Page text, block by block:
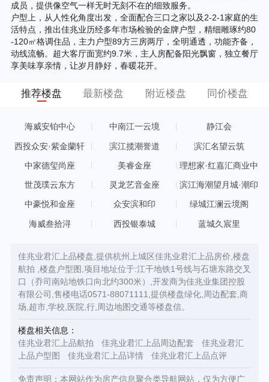
成员，提供像空气一样无时无刻不在的细致服务。
户型上，从人性化角度出发，全面配合三口之家以及2-2-1家庭的生
活特点，推出佳兆业历经多年市场检验的金牌户型，精细雕琢约80
-120㎡格调住品，主力户型89方三房两厅，全明通透，功能齐备，
动线流畅。超大客厅面宽约9.7米，主人房配备阳光飘窗，独立餐厅
享美味享亲情，让岁月静好，春暖花开。
推荐楼盘 最新楼盘 附近楼盘 同价楼盘
海威安铂中心 中南江一云境 静江会
西投众安·紫金蘭轩 滨江揽潮誉道 滨汇名望云筑
中家德玺尚座 美睿金座
理想家·红嘉汇商业中
世茂璞云东方 灵龙艺音金座 滨江海潮望月城·潮印
中豪悦和金座 众安滨和印 绿城江澜云境阁
海威叁拾浔 西投银泰城 蓝城久宸里
佳兆业君汇上品楼盘,提供杭州上城区佳兆业君汇上品房价,楼盘
航拍 ,楼盘户型图,项目地址位于:江干地铁1号线与石塘东路交叉
口（乔司南站地铁口向北约300米）,开发商为佳兆业集团控股
有限公司,售楼电话0571-88071111,提供楼盘绿化,周边配套,商
场,超市,学校,医院,行,周边地图交通等楼盘信。
楼盘相关信息：
佳兆业君汇上品航拍
佳兆业君汇上品周边配套
佳兆业君汇
上品户型图
佳兆业君汇上品详情 佳兆业君汇上品点评
免责声明：本网站作为房产信息聚合类导航网站，仅为方便广